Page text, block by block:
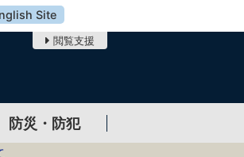
Site
閲覧支援
防災・防犯